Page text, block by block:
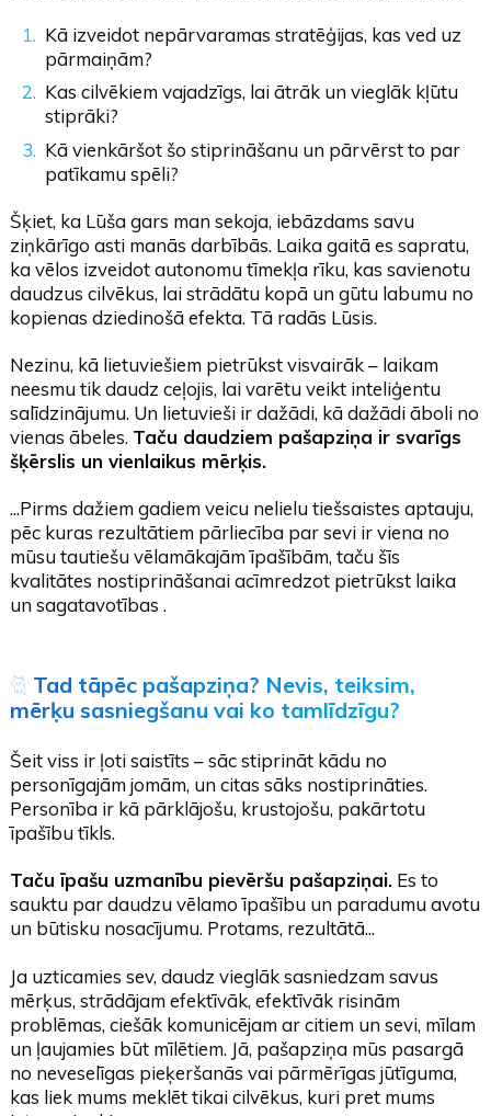
Kā izveidot nepārvaramas stratēģijas, kas ved uz
pārmaiņām?
Kas cilvēkiem vajadzīgs, lai ātrāk un vieglāk kļūtu
stiprāki?
Kā vienkāršot šo stiprināšanu un pārvērst to par
patīkamu spēli?
Šķiet, ka Lūša gars man sekoja, iebāzdams savu
ziņkārīgo asti manās darbībās. Laika gaitā es sapratu,
ka vēlos izveidot autonomu tīmekļa rīku, kas savienotu
daudzus cilvēkus, lai strādātu kopā un gūtu labumu no
kopienas dziedinošā efekta. Tā radās Lūsis.
Nezinu, kā lietuviešiem pietrūkst visvairāk – laikam
neesmu tik daudz ceļojis, lai varētu veikt inteliģentu
salīdzinājumu. Un lietuvieši ir dažādi, kā dažādi āboli no
vienas ābeles. Taču daudziem pašapziņa ir svarīgs
šķērslis un vienlaikus mērķis.
...Pirms dažiem gadiem veicu nelielu tiešsaistes aptauju,
pēc kuras rezultātiem pārliecība par sevi ir viena no
mūsu tautiešu vēlamākajām īpašībām, taču šīs
kvalitātes nostiprināšanai acīmredzot pietrūkst laika
un sagatavotības .
🐈 Tad tāpēc pašapziņa? Nevis, teiksim,
mērķu sasniegšanu vai ko tamlīdzīgu?
Šeit viss ir ļoti saistīts – sāc stiprināt kādu no
personīgajām jomām, un citas sāks nostiprināties.
Personība ir kā pārklājošu, krustojošu, pakārtotu
īpašību tīkls.
Taču īpašu uzmanību pievēršu pašapziņai. Es to
sauktu par daudzu vēlamo īpašību un paradumu avotu
un būtisku nosacījumu. Protams, rezultātā...
Ja uzticamies sev, daudz vieglāk sasniedzam savus
mērķus, strādājam efektīvāk, efektīvāk risinām
problēmas, ciešāk komunicējam ar citiem un sevi, mīlam
un ļaujamies būt mīlētiem. Jā, pašapziņa mūs pasargā
no neveselīgas pieķeršanās vai pārmērīgas jūtīguma,
kas liek mums meklēt tikai cilvēkus, kuri pret mums